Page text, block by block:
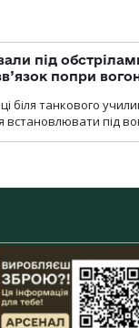
під
попри
біля танкового
встановлювати під